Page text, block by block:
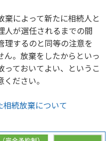
によって新たに相続人と
人が選任されるまでの間
理するのと同等の注意を
ん。放棄をしたからといっ
っておいてよい、というこ
ださい。
続放棄について